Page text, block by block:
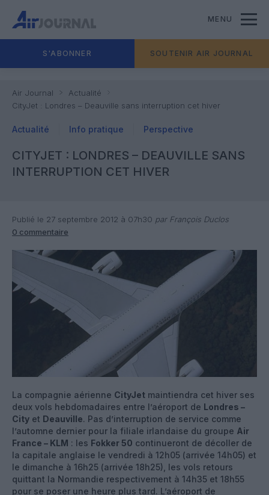
MENU
S'ABONNER SOUTENIR AIR JOURNAL
Air Journal
Actualité
CityJet : Londres – Deauville sans interruption cet hiver
Actualité Info pratique Perspective
CITYJET : LONDRES – DEAUVILLE SANS
INTERRUPTION CET HIVER
Publié le 27 septembre 2012 à 07h30 par François Duclos
0 commentaire
La compagnie aérienne CityJet maintiendra cet hiver ses
deux vols hebdomadaires entre l’aéroport de Londres –
City et Deauville. Pas d’interruption de service comme
l’automne dernier pour la filiale irlandaise du groupe Air
France – KLM : les Fokker 50 continueront de décoller de
la capitale anglaise le vendredi à 12h05 (arrivée 14h05) et
le dimanche à 16h25 (arrivée 18h25), les vols retours
quittant la Normandie respectivement à 14h35 et 18h55
pour se poser une heure plus tard. L’aéroport de